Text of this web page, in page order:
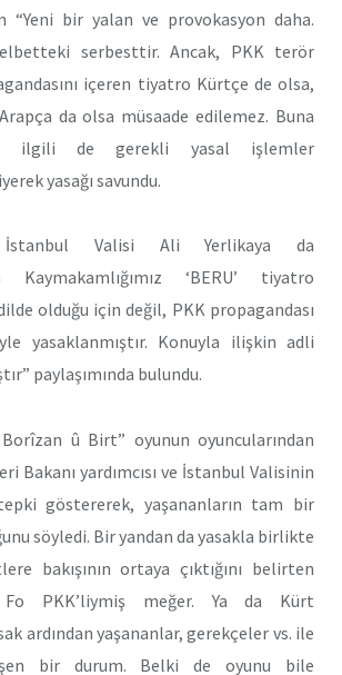
“Yeni bir yalan ve provokasyon daha.
serbesttir. Ancak, PKK terör
içeren tiyatro Kürtçe de olsa,
da olsa müsaade edilemez. Buna
ilgili de gerekli yasal işlemler
yasağı savundu.
Valisi Ali Yerlikaya da
Kaymakamlığımız ‘BERU’ tiyatro
olduğu için değil, PKK propagandası
yasaklanmıştır. Konuyla ilişkin adli
paylaşımında bulundu.
û Birt” oyunun oyuncularından
Bakanı yardımcısı ve İstanbul Valisinin
göstererek, yaşananların tam bir
söyledi. Bir yandan da yasakla birlikte
bakışının ortaya çıktığını belirten
PKK’liymiş meğer. Ya da Kürt
ardından yaşananlar, gerekçeler vs. ile
bir durum. Belki de oyunu bile